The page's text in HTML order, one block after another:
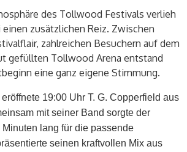
des Tollwood Festivals verlieh
zusätzlichen Reiz. Zwischen
zahlreichen Besuchern auf dem
gefüllten Tollwood Arena entstand
eine ganz eigene Stimmung.
19:00 Uhr T. G. Copperfield aus
mit seiner Band sorgte der
lang für die passende
seinen kraftvollen Mix aus